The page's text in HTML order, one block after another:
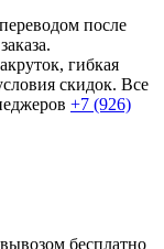
после
гибкая
скидок. Все
+7 (926)
бесплатно